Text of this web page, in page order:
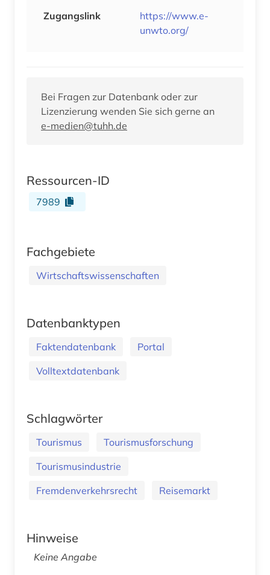
Zugangslink
https://www.e-
unwto.org/
Bei Fragen zur Datenbank oder zur
Lizenzierung wenden Sie sich gerne an
e-medien@tuhh.de
Ressourcen-ID
7989
Fachgebiete
Wirtschaftswissenschaften
Datenbanktypen
Faktendatenbank
Portal
Volltextdatenbank
Schlagwörter
Tourismus
Tourismusforschung
Tourismusindustrie
Fremdenverkehrsrecht
Reisemarkt
Hinweise
Keine Angabe